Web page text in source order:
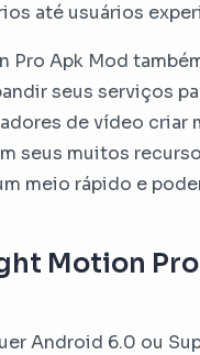
até usuários
Apk Mod
seus serviços
de vídeo criar
seus muitos
meio rápido e
Motion
Android 6.0 ou